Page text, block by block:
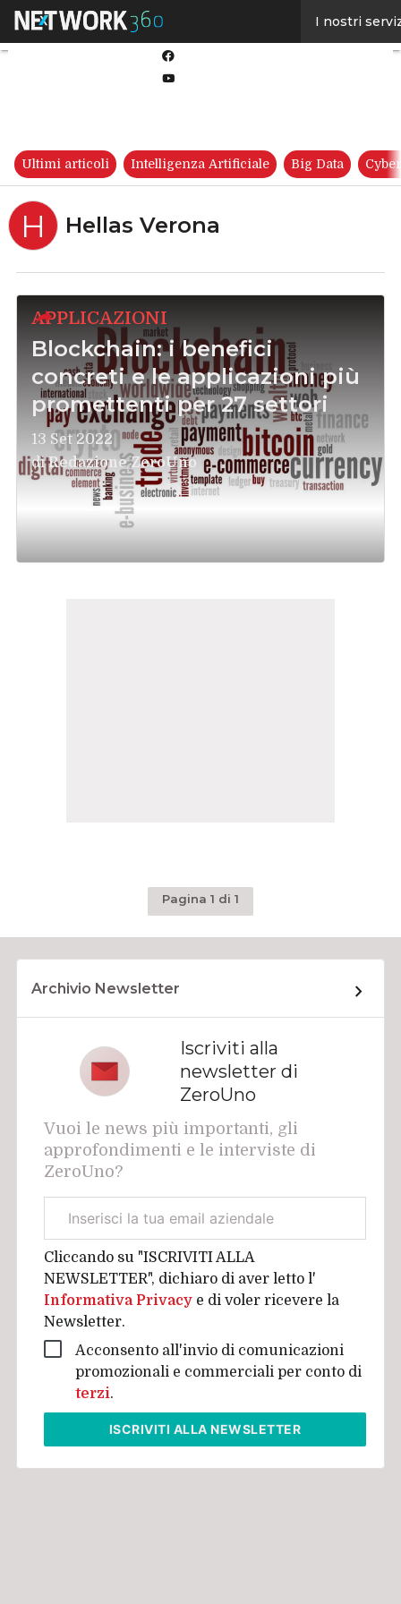
I nostri
Ultimi articoli Intelligenza Artificiale Big Data
H Hellas Verona
APPLICAZIONI
Blockchain: i benefici
concreti e le applicazioni più
promettenti per 27 settori
13 Set 2022
diRedazione ZeroUno
Pagina 1 di 1
Archivio Newsletter
Iscriviti alla
newsletter di
ZeroUno
Vuoi le news più importanti, gli
approfondimenti e le interviste di
ZeroUno?
aziendale
Cliccando su "ISCRIVITI ALLA
NEWSLETTER", dichiaro di aver letto l'
Informativa Privacy e di voler ricevere la
Newsletter.
Acconsento all'invio di comunicazioni
promozionali e commerciali per conto di
terzi.
ISCRIVITI ALLA NEWSLETTER